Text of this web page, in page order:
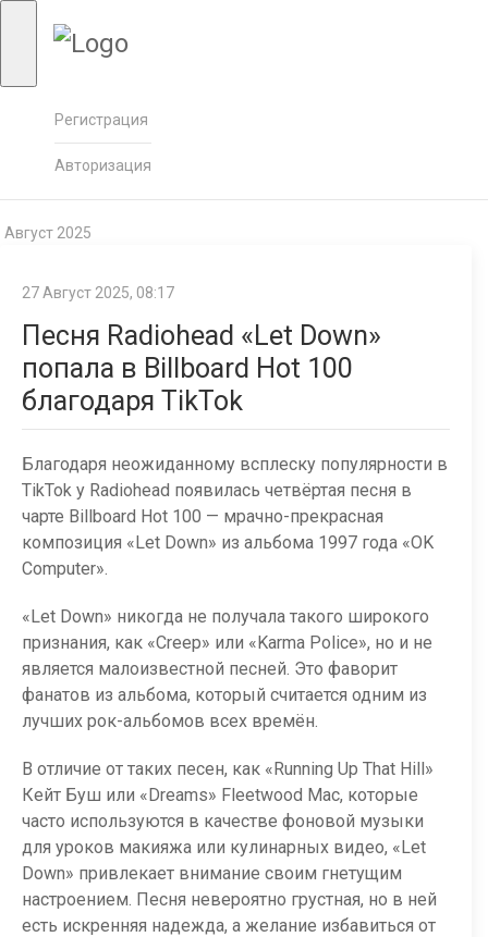
Регистрация
Авторизация
Август 2025
27 Август 2025, 08:17
Песня Radiohead «Let Down»
попала в Billboard Hot 100
благодаря TikTok
Благодаря неожиданному всплеску популярности в
TikTok у Radiohead появилась четвёртая песня в
чарте Billboard Hot 100 — мрачно-прекрасная
композиция «Let Down» из альбома 1997 года «OK
Computer».
«Let Down» никогда не получала такого широкого
признания, как «Creep» или «Karma Police», но и не
является малоизвестной песней. Это фаворит
фанатов из альбома, который считается одним из
лучших рок-альбомов всех времён.
В отличие от таких песен, как «Running Up That Hill»
Кейт Буш или «Dreams» Fleetwood Mac, которые
часто используются в качестве фоновой музыки
для уроков макияжа или кулинарных видео, «Let
Down» привлекает внимание своим гнетущим
настроением. Песня невероятно грустная, но в ней
есть искренняя надежда, а желание избавиться от